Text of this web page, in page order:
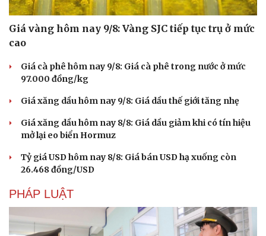
Doanh nghiệp
Thông tin doanh nghiệp
Doanh nhân
Vì cộng đồng
Sành điệu
Trải nghiệm
Giá vàng hôm nay 9/8: Vàng SJC tiếp tục trụ ở mức
cao
Giá cà phê hôm nay 9/8: Giá cà phê trong nước ở mức
97.000 đồng/kg
Giá xăng dầu hôm nay 9/8: Giá dầu thế giới tăng nhẹ
Giá xăng dầu hôm nay 8/8: Giá dầu giảm khi có tín hiệu
mở lại eo biển Hormuz
Tỷ giá USD hôm nay 8/8: Giá bán USD hạ xuống còn
26.468 đồng/USD
PHÁP LUẬT